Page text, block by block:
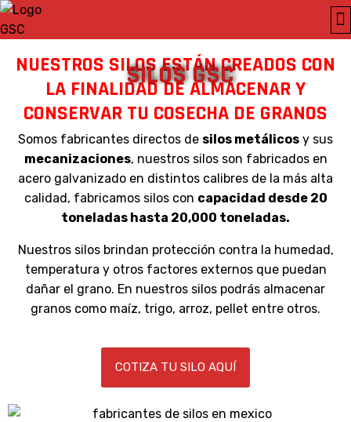
SILOS GSC
NUESTROS SILOS ESTÁN CREADOS CON
LA FINALIDAD DE ALMACENAR Y
CONSERVAR TU COSECHA DE GRANOS
Somos fabricantes directos de silos metálicos y sus
mecanizaciones, nuestros silos son fabricados en
acero galvanizado en distintos calibres de la más alta
calidad, fabricamos silos con capacidad desde 20
toneladas hasta 20,000 toneladas.
Nuestros silos brindan protección contra la humedad,
temperatura y otros factores externos que puedan
dañar el grano. En nuestros silos podrás almacenar
granos como maíz, trigo, arroz, pellet entre otros.
COTIZA TU SILO AQUÍ